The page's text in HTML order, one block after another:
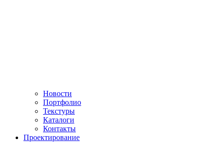
Новости
Портфолио
Текстуры
Каталоги
Контакты
Проектирование